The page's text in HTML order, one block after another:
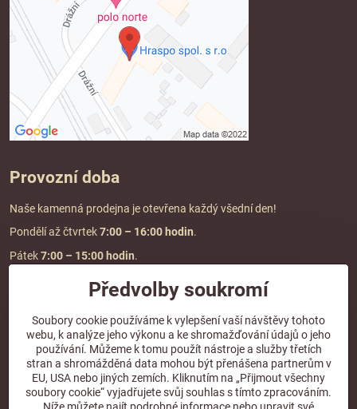
Provozní doba
Naše kamenná prodejna je otevřena každý všední den!
Pondělí až čtvrtek7:00 – 16:00 hodin.
Pátek7:00 – 15:00 hodin.
Doprava a platba
DOPRAVA ZDARMA
při objednávce nad2000 Kč vč. DPH.
*Nevztahuje se na paletovou přepravu.
Předvolby soukromí
Soubory cookie používáme k vylepšení vaší návštěvy tohoto
webu, k analýze jeho výkonu a ke shromažďování údajů o jeho
používání. Můžeme k tomu použít nástroje a služby třetích
stran a shromážděná data mohou být přenášena partnerům v
EU, USA nebo jiných zemích. Kliknutím na „Přijmout všechny
soubory cookie“ vyjadřujete svůj souhlas s tímto zpracováním.